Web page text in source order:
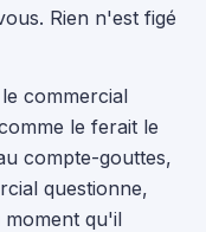
Rien n'est figé
commercial
le ferait le
compte-gouttes,
questionne,
qu'il